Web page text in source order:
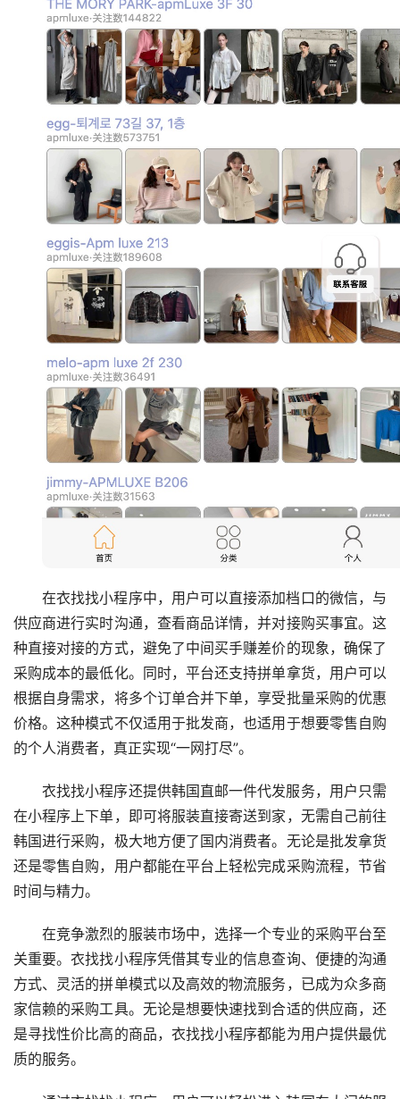
在衣找找小程序中，用户可以直接添加档口的微信，与
供应商进行实时沟通，查看商品详情，并对接购买事宜。这
种直接对接的方式，避免了中间买手赚差价的现象，确保了
采购成本的最低化。同时，平台还支持拼单拿货，用户可以
根据自身需求，将多个订单合并下单，享受批量采购的优惠
价格。这种模式不仅适用于批发商，也适用于想要零售自购
的个人消费者，真正实现“一网打尽”。
衣找找小程序还提供韩国直邮一件代发服务，用户只需
在小程序上下单，即可将服装直接寄送到家，无需自己前往
韩国进行采购，极大地方便了国内消费者。无论是批发拿货
还是零售自购，用户都能在平台上轻松完成采购流程，节省
时间与精力。
在竞争激烈的服装市场中，选择一个专业的采购平台至
关重要。衣找找小程序凭借其专业的信息查询、便捷的沟通
方式、灵活的拼单模式以及高效的物流服务，已成为众多商
家信赖的采购工具。无论是想要快速找到合适的供应商，还
是寻找性价比高的商品，衣找找小程序都能为用户提供最优
质的服务。